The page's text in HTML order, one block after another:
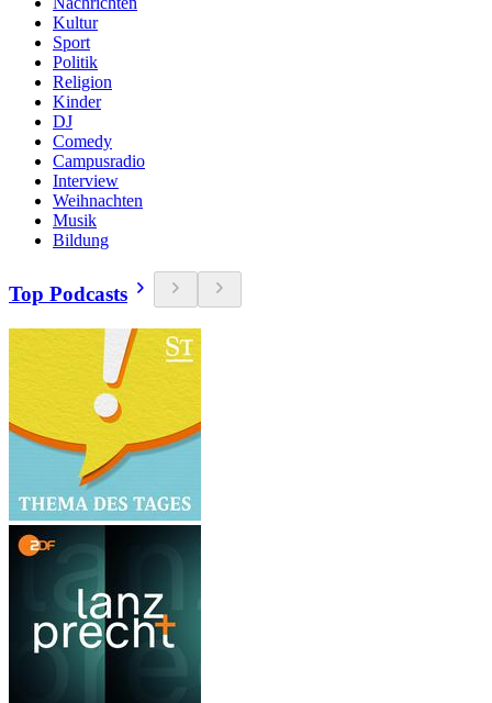
Kultur
Sport
Politik
Religion
Kinder
DJ
Comedy
Campusradio
Interview
Weihnachten
Musik
Bildung
Top Podcasts